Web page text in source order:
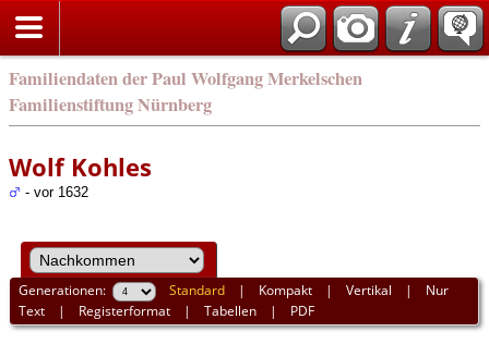
Familiendaten der Paul Wolfgang Merkelschen
Familienstiftung Nürnberg
Wolf Kohles
- vor 1632
Generationen: Standard | Kompakt |Vertikal | Nur
Text | Registerformat |Tabellen | PDF